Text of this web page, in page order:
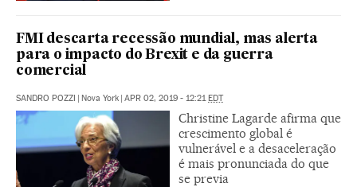
FMI descarta recessão mundial, mas alerta
para o impacto do Brexit e da guerra
comercial
SANDRO POZZI | Nova York | APR 02, 2019 - 12:21EDT
Christine Lagarde afirma que
crescimento global é
vulnerável e a desaceleração
é mais pronunciada do que
se previa